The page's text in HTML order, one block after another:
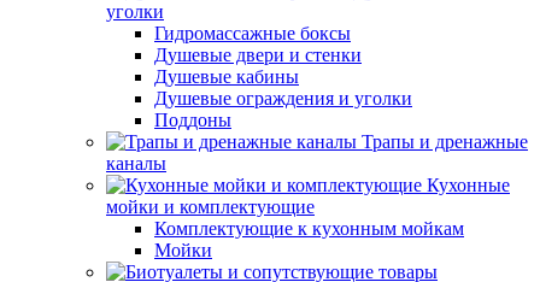
уголки
Гидромассажные боксы
Душевые двери и стенки
Душевые кабины
Душевые ограждения и уголки
Поддоны
Трапы и дренажные
каналы
Кухонные
мойки и комплектующие
Комплектующие к кухонным мойкам
Мойки